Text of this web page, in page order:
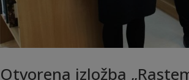
Otvorena izložba